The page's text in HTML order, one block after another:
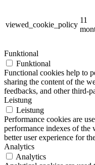
viewed_cookie_policy
11
Funktional
Funktional
Functional cookies help to
sharing the content of the
feedbacks, and other third-
Leistung
Leistung
Performance cookies are
performance indexes of the
better user experience for
Analytics
Analytics